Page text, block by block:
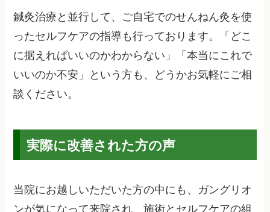
鍼灸治療と並行して、ご自宅でのせんねん灸を使
ったセルフケアの指導も行っております。「どこ
に据えればいいのかわからない」「本当にこれで
いいのか不安」という方も、どうかお気軽にご相
談ください。
実際に改善された方の声
当院にお越しいただいた方の中にも、ガングリオ
ンが気になって来院され、施術とセルフケアの組